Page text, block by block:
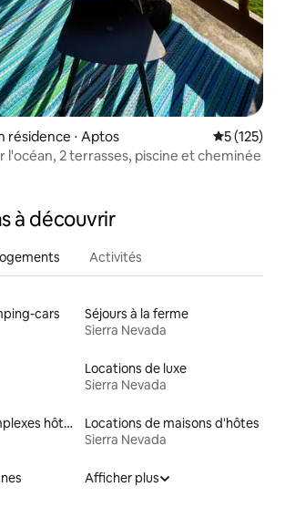
⋅ Aptos Évaluation
5 (125)
l'océan, 2 terrasses, piscine et cheminée
à découvrir
Activités
cars
Séjours à la ferme
Sierra Nevada
Locations de luxe
Sierra Nevada
Locations en complexes hôteliers
Locations de maisons d'hôtes
Sierra Nevada
Afficher plus